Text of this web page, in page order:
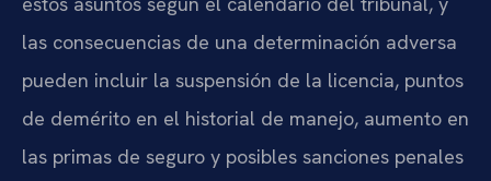
las consecuencias de una determinación adversa
pueden incluir la suspensión de la licencia, puntos
de demérito en el historial de manejo, aumento en
las primas de seguro y posibles sanciones penales